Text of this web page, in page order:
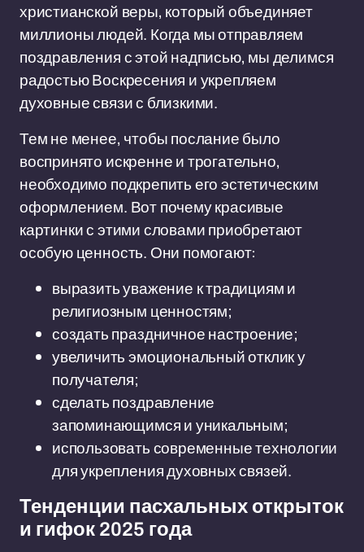
христианской веры, который объединяет
миллионы людей. Когда мы отправляем
поздравления с этой надписью, мы делимся
радостью Воскресения и укрепляем
духовные связи с близкими.
Тем не менее, чтобы послание было
воспринято искренне и трогательно,
необходимо подкрепить его эстетическим
оформлением. Вот почему красивые
картинки с этими словами приобретают
особую ценность. Они помогают:
выразить уважение к традициям и
религиозным ценностям;
создать праздничное настроение;
увеличить эмоциональный отклик у
получателя;
сделать поздравление
запоминающимся и уникальным;
использовать современные технологии
для укрепления духовных связей.
Тенденции пасхальных открыток
и гифок 2025 года